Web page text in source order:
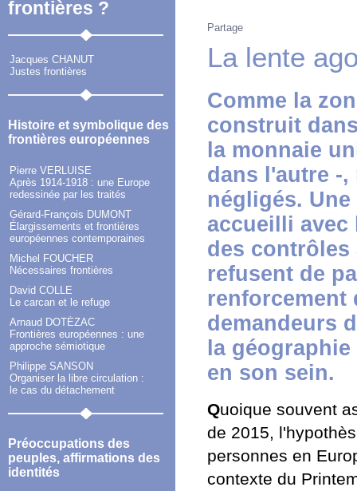
frontières ?
Jacques CHANUT
Justes frontières
Histoire et symbolique des
frontières européennes
Pierre VERLUISE
Après 1914-1918 : une Europe
redessinée par les traités
Gérard-François DUMONT
Élargissements et frontières
européennes contemporaines
Michel FOUCHER
Nécessaires frontières
David COLLE
Le carcan et le refuge
Arnaud DOTÉZAC
Frontières européennes : une
approche sémiotique
Philippe SANSON
Organiser la libre circulation :
le cas du détachement
Préoccupations des
peuples, affirmations des
identités
Partage
La lente
Comme la
construit
la monnaie
dans l'autre -
négligés.
accueilli
des contrôles
refusent de
renforcement
demandeurs
la
en son sein.
Quoique souvent
de 2015,
personnes en
contexte du